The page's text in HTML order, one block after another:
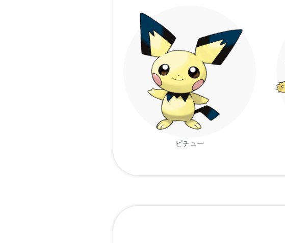
ルビー
電気袋に 電気が た
は 地面に 焼け焦げ
サファイア
弱い 電気を 全身
面に 刺して 電気を
電気が たまりす
電撃は 10まんボ
ピチュー